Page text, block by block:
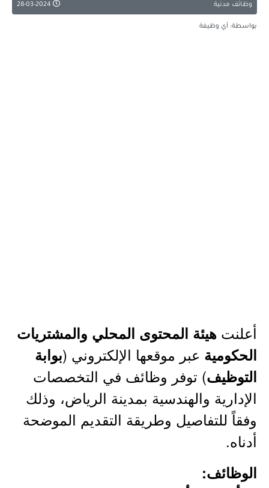
وظائف مدنية
بواسطة: أي وظيفة
أعلنت هيئة المحتوى المحلي والمشتريات
الحكومية عبر موقعها الإلكتروني (بوابة
التوظيف) توفر وظائف في التخصصات
الإدارية والهندسية بمدينة الرياض، وذلك
وفقاً للتفاصيل وطريقة التقديم الموضحة
أدناه.
الوظائف: